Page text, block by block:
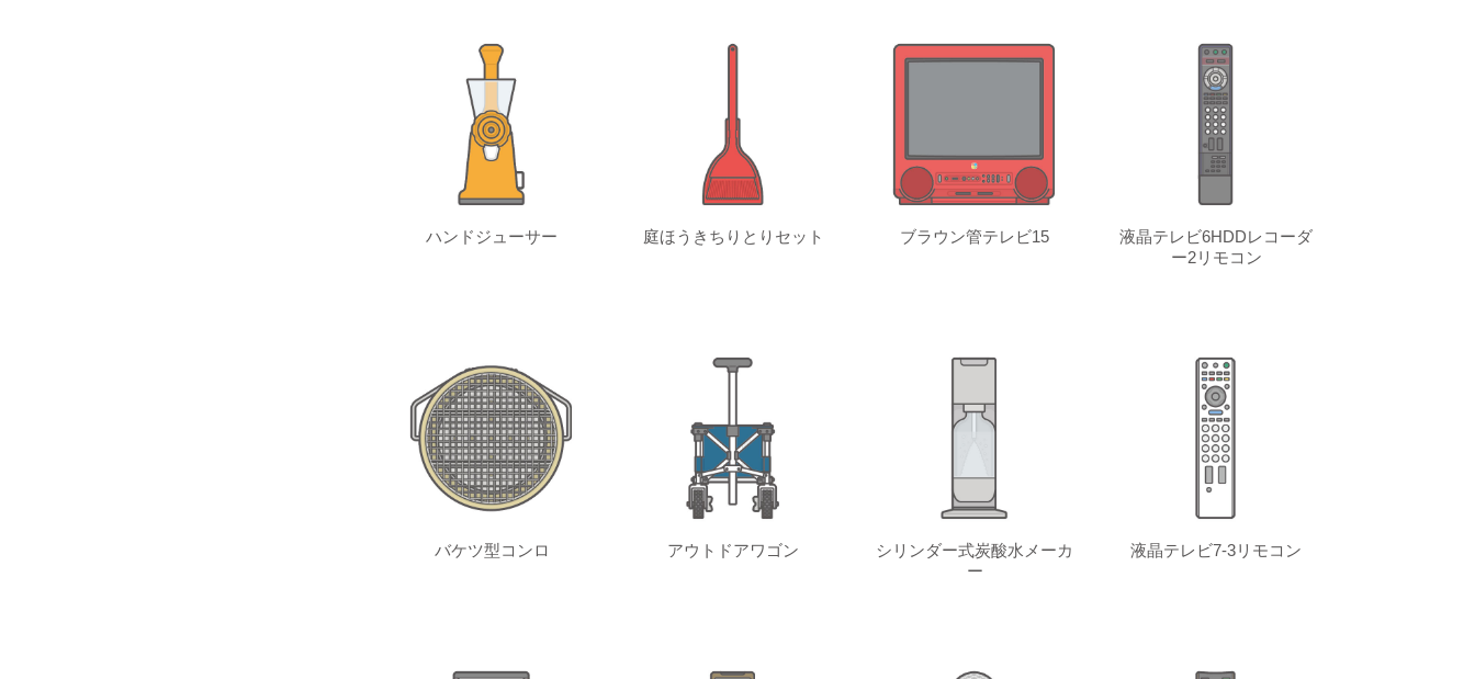
ハンドジューサー 庭ほうきちりとりセット ブラウン管テレビ15
液晶テレビ6HDDレコーダ
ー2リモコン
バケツ型コンロ アウトドアワゴン
シリンダー式炭酸水メーカ
ー
液晶テレビ7-3リモコン